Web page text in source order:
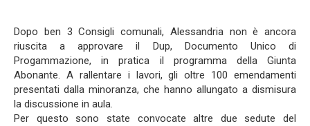
Dopo ben 3 Consigli comunali, Alessandria non è ancora
riuscita a approvare il Dup, Documento Unico di
Progammazione, in pratica il programma della Giunta
Abonante. A rallentare i lavori, gli oltre 100 emendamenti
presentati dalla minoranza, che hanno allungato a dismisura
la discussione in aula.
Per questo sono state convocate altre due sedute del